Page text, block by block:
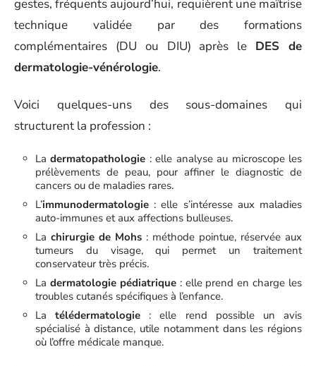
gestes, fréquents aujourd’hui, requièrent une maîtrise
technique validée par des formations
complémentaires (DU ou DIU) après le DES de
dermatologie-vénérologie.
Voici quelques-uns des sous-domaines qui
structurent la profession :
Ladermatopathologie : elle analyse au microscope les
prélèvements de peau, pour affiner le diagnostic de
cancers ou de maladies rares.
L’immunodermatologie : elle s’intéresse aux maladies
auto-immunes et aux affections bulleuses.
La chirurgie de Mohs : méthode pointue, réservée aux
tumeurs du visage, qui permet un traitement
conservateur très précis.
La dermatologie pédiatrique: elle prend en charge les
troubles cutanés spécifiques à l’enfance.
Latélédermatologie : elle rend possible un avis
spécialisé à distance, utile notamment dans les régions
où l’offre médicale manque.